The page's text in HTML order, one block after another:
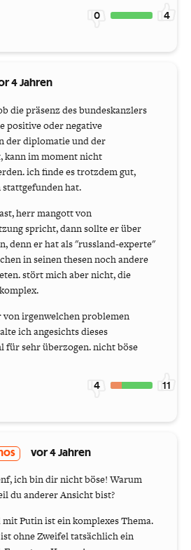
0 4
4 Jahren
die präsenz des bundeskanzlers
positive oder negative
der diplomatie und der
kann im moment nicht
ich finde es trotzdem gut,
stattgefunden hat.
herr mangott von
spricht, dann sollte er über
denn er hat als "russland-experte"
in seinen thesen noch andere
stört mich aber nicht, die
von irgenwelchen problemen
ich angesichts dieses
für sehr überzogen. nicht böse
4 11
vor 4 Jahren
ich bin dir nicht böse! Warum
du anderer Ansicht bist?
mit Putin ist ein komplexes Thema.
ohne Zweifel tatsächlich ein